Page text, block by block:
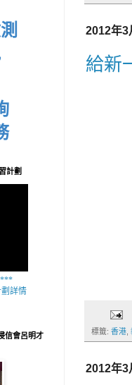
2012年3
給新
標籤: 香港
2012年3
計劃
***
詳情
信會呂明才